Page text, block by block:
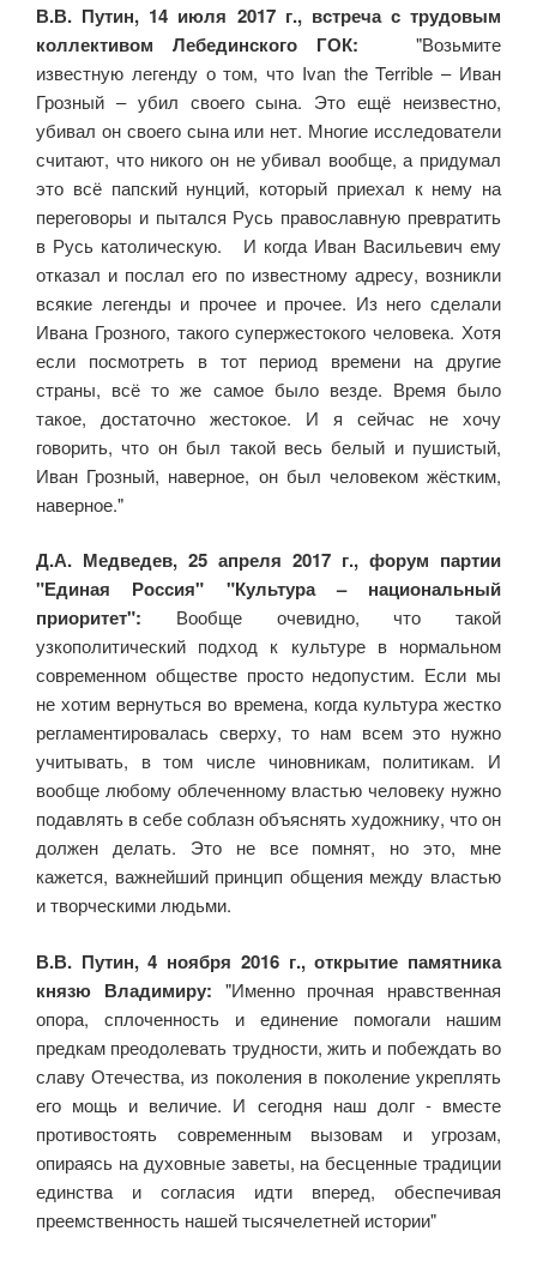
В.В. Путин, 14 июля 2017 г., встреча с трудовым
коллективом Лебединского ГОК: "Возьмите
известную легенду о том, что Ivan the Terrible – Иван
Грозный – убил своего сына. Это ещё неизвестно,
убивал он своего сына или нет. Многие исследователи
считают, что никого он не убивал вообще, а придумал
это всё папский нунций, который приехал к нему на
переговоры и пытался Русь православную превратить
в Русь католическую. И когда Иван Васильевич ему
отказал и послал его по известному адресу, возникли
всякие легенды и прочее и прочее. Из него сделали
Ивана Грозного, такого супержестокого человека. Хотя
если посмотреть в тот период времени на другие
страны, всё то же самое было везде. Время было
такое, достаточно жестокое. И я сейчас не хочу
говорить, что он был такой весь белый и пушистый,
Иван Грозный, наверное, он был человеком жёстким,
наверное."
Д.А. Медведев, 25 апреля 2017 г., форум партии
"Единая Россия" "Культура – национальный
приоритет": Вообще очевидно, что такой
узкополитический подход к культуре в нормальном
современном обществе просто недопустим. Если мы
не хотим вернуться во времена, когда культура жестко
регламентировалась сверху, то нам всем это нужно
учитывать, в том числе чиновникам, политикам. И
вообще любому облеченному властью человеку нужно
подавлять в себе соблазн объяснять художнику, что он
должен делать. Это не все помнят, но это, мне
кажется, важнейший принцип общения между властью
и творческими людьми.
В.В. Путин, 4 ноября 2016 г., открытие памятника
князю Владимиру: "Именно прочная нравственная
опора, сплоченность и единение помогали нашим
предкам преодолевать трудности, жить и побеждать во
славу Отечества, из поколения в поколение укреплять
его мощь и величие. И сегодня наш долг - вместе
противостоять современным вызовам и угрозам,
опираясь на духовные заветы, на бесценные традиции
единства и согласия идти вперед, обеспечивая
преемственность нашей тысячелетней истории"